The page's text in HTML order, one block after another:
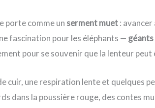
porte comme un serment muet:
fascination pour les éléphants —
pour se souvenir que la lenteur peut
cuir, une respiration lente et quelques
dans la poussière rouge, des contes